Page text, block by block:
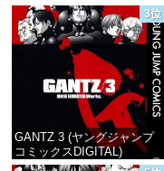
価格：¥100
3位
GANTZ 3 (ヤングジャンプ
コミックスDIGITAL)